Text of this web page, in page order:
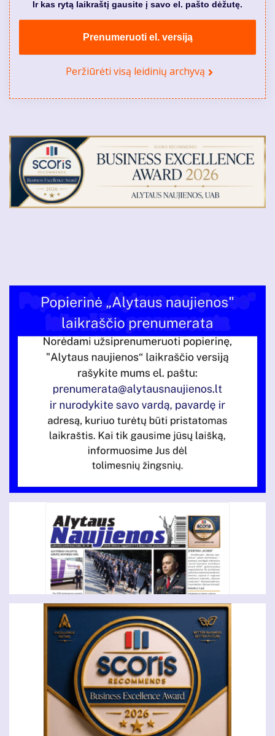
Ir kas rytą laikraštį gausite į savo el. pašto dėžutę.
Prenumeruoti el. versiją
Peržiūrėti visą leidinių archyvą